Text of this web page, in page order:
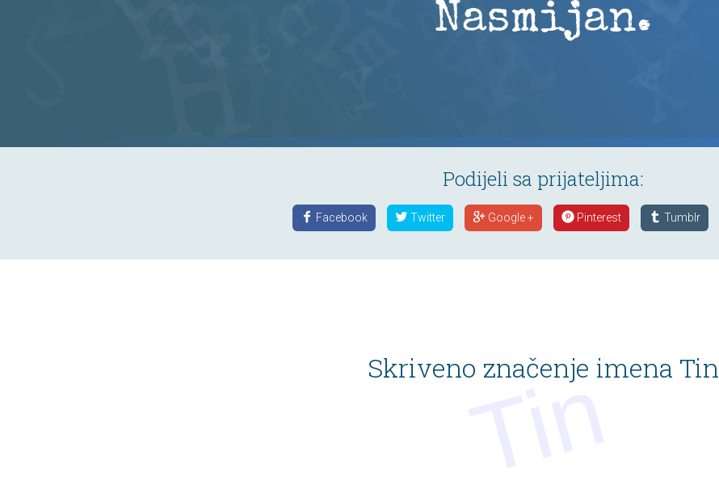
Podijeli sa prijateljima:
Facebook Twitter Google + Pinterest Tumblr
Skriveno značenje imena Tin